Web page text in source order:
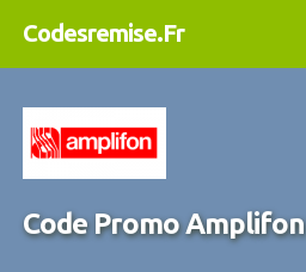
Codesremise.Fr
Code Promo Amplifon